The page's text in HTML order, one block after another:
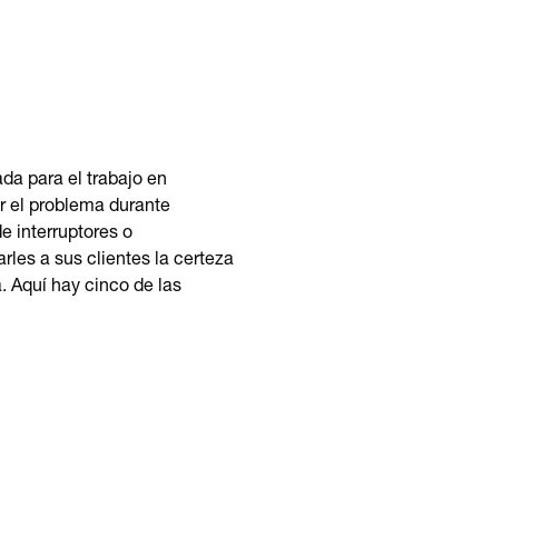
para el trabajo en
el problema durante
interruptores o
a sus clientes la certeza
Aquí hay cinco de las